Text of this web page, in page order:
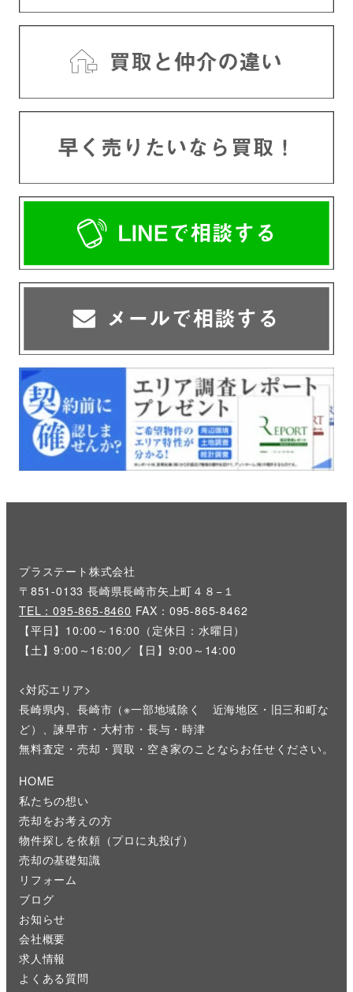
プラステート株式会社
〒851-0133 長崎県長崎市矢上町４８−１
TEL：095-865-8460 FAX：095-865-8462
【平日】10:00～16:00（定休日：水曜日）
【土】9:00～16:00／【日】9:00～14:00
<対応エリア>
長崎県内、長崎市（※一部地域除く 近海地区・旧三和町な
ど）、諫早市・大村市・長与・時津
無料査定・売却・買取・空き家のことならお任せください。
HOME
私たちの想い
売却をお考えの方
物件探しを依頼（プロに丸投げ）
売却の基礎知識
リフォーム
ブログ
お知らせ
会社概要
求人情報
よくある質問